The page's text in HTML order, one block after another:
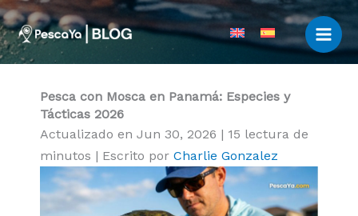
Ir
al
contenido
Pesca con Mosca en Panamá: Especies y
Tácticas 2026
Actualizado en Jun 30, 2026 | 15 lectura de
minutos | Escrito por Charlie Gonzalez